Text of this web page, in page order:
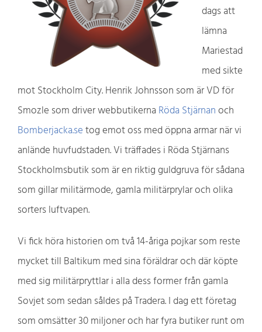
dags att
lämna
Mariestad
med sikte
mot Stockholm City. Henrik Johnsson som är VD för
Smozle som driver webbutikerna Röda Stjärnanoch
Bomberjacka.setog emot oss med öppna armar när vi
anlände huvfudstaden. Vi träffades i Röda Stjärnans
Stockholmsbutik som är en riktig guldgruva för sådana
som gillar militärmode, gamla militärprylar och olika
sorters luftvapen.
Vi fick höra historien om två 14-åriga pojkar som reste
mycket till Baltikum med sina föräldrar och där köpte
med sig militärpryttlar i alla dess former från gamla
Sovjet som sedan såldes på Tradera. I dag ett företag
som omsätter 30 miljoner och har fyra butiker runt om